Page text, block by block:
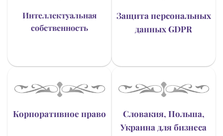
Интеллектуальная
собственность
Защита персональных
данных GDPR
Корпоративное право
Словакия, Польша,
Украина для бизнеса